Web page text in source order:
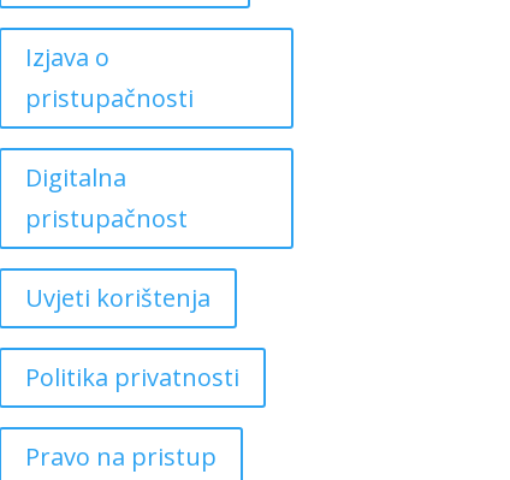
Izjava o
pristupačnosti
Digitalna
pristupačnost
Uvjeti korištenja
Politika privatnosti
Pravo na pristup